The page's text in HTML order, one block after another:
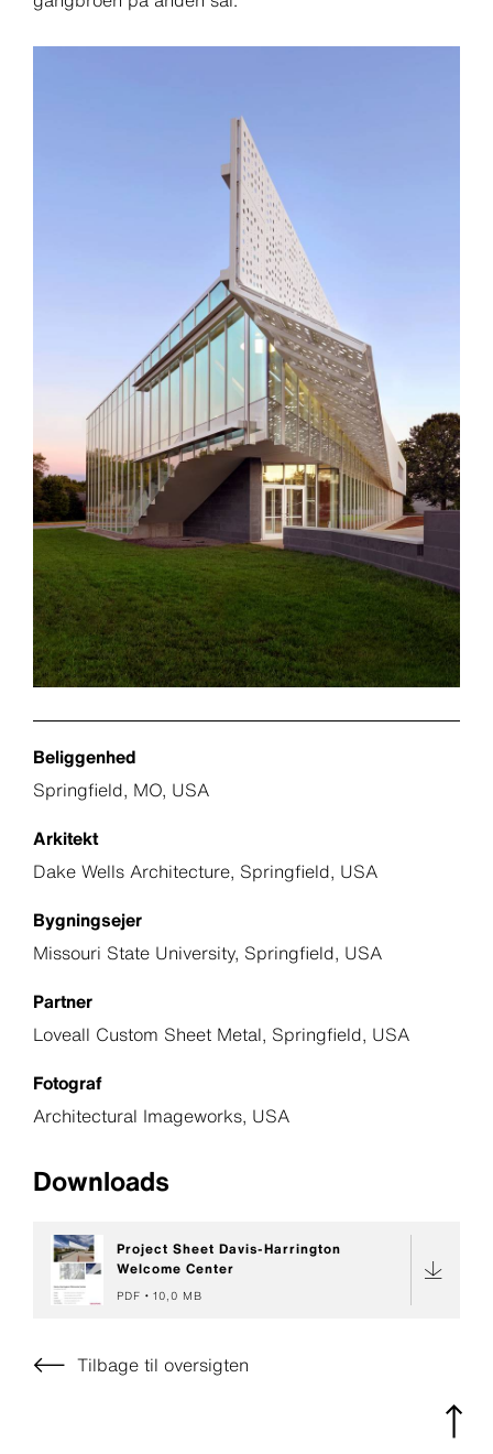
Beliggenhed
Springfield, MO, USA
Arkitekt
Dake Wells Architecture, Springfield, USA
Bygningsejer
Missouri State University, Springfield, USA
Partner
Loveall Custom Sheet Metal, Springfield, USA
Fotograf
Architectural Imageworks, USA
Downloads
Project Sheet Davis-Harrington
Welcome Center
PDF 10,0 MB
Tilbage til oversigten